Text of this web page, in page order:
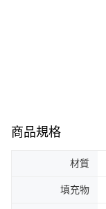
商品規格
材質
填充物